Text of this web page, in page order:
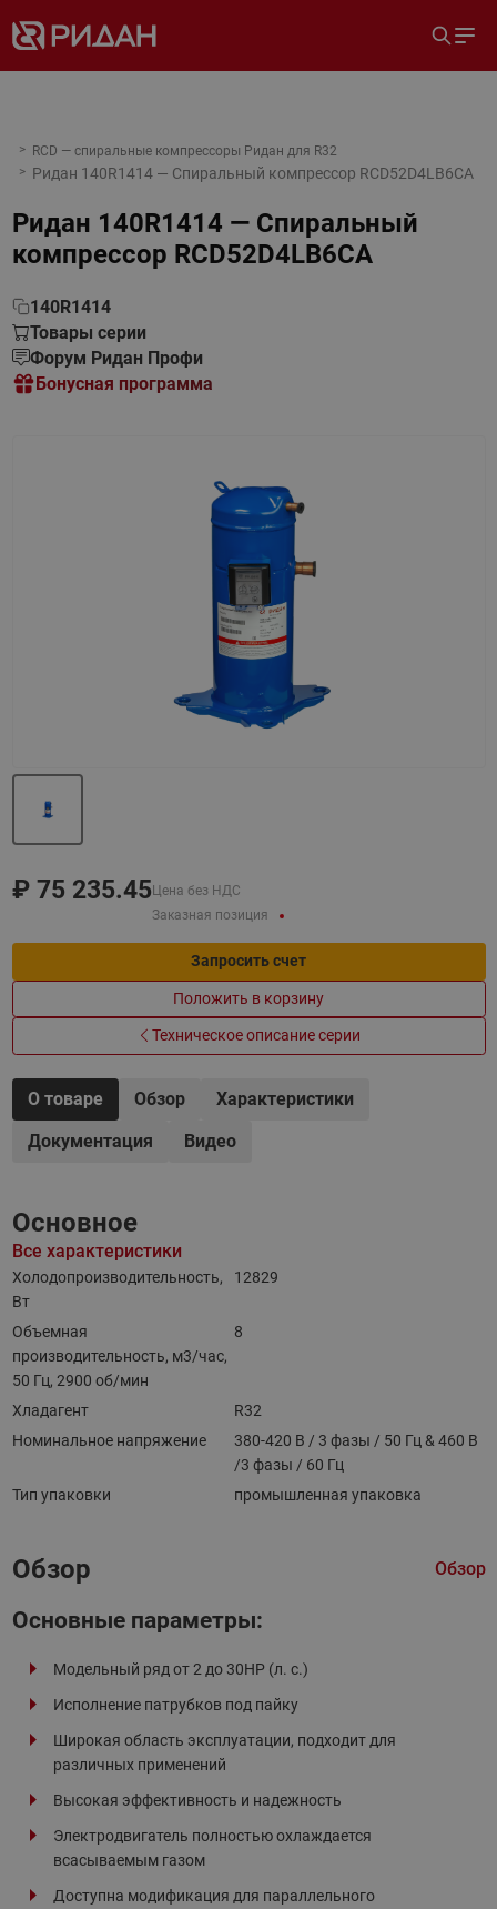
RCD — спиральные компрессоры Ридан для R32
Ридан 140R1414 — Спиральный компрессор RCD52D4LB6CA
Ридан 140R1414 — Спиральный
компрессор RCD52D4LB6CA
140R1414
Товары серии
Форум Ридан Профи
Бонусная программа
₽ 75 235.45 Цена без НДС
Заказная позиция
Запросить счет
Положить в корзину
Техническое описание серии
О товаре Обзор
Характеристики
Документация
Видео
Основное
Все характеристики
Холодопроизводительность,
Вт
12829
Объемная
производительность, м3/час,
50 Гц, 2900 об/мин
8
Хладагент
R32
Номинальное напряжение
380-420 В / 3 фазы / 50 Гц & 460 В
/3 фазы / 60 Гц
Тип упаковки
промышленная упаковка
Обзор Обзор
Основные параметры:
Модельный ряд от 2 до 30HP (л. с.)
Исполнение патрубков под пайку
Широкая область эксплуатации, подходит для
различных применений
Высокая эффективность и надежность
Электродвигатель полностью охлаждается
всасываемым газом
Доступна модификация для параллельного